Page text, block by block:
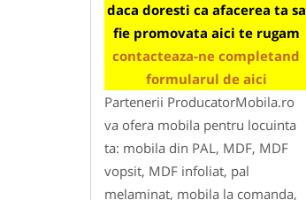
daca doresti ca afacerea ta sa
fie promovata aici te rugam
contacteaza-ne completand
formularul de aici
Partenerii ProducatorMobila.ro
va ofera mobila pentru locuinta
ta: mobila din PAL, MDF, MDF
vopsit, MDF infoliat, pal
melaminat, mobila la comanda,